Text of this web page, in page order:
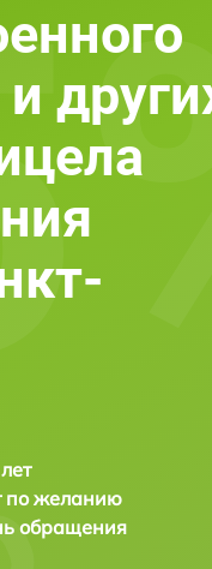
по желанию
обращения